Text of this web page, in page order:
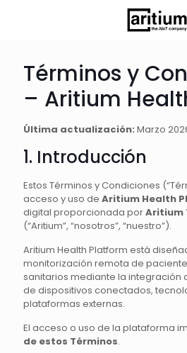
Términos y
– Aritium
Última actualización: Marzo
1. Introducción
Estos Términos y Condiciones
acceso y uso de Aritium Health
digital proporcionada porAritium
(“Aritium”, “nosotros”, “nuestro”).
Aritium Health Platform está
monitorización remota de
sanitarios mediante la integración
de dispositivos conectados,
plataformas externas.
El acceso o uso de la plataforma
de estos Términos.